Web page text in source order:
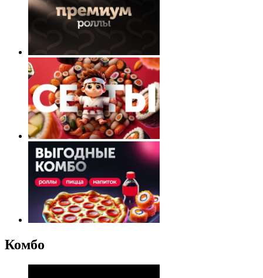
Комбо